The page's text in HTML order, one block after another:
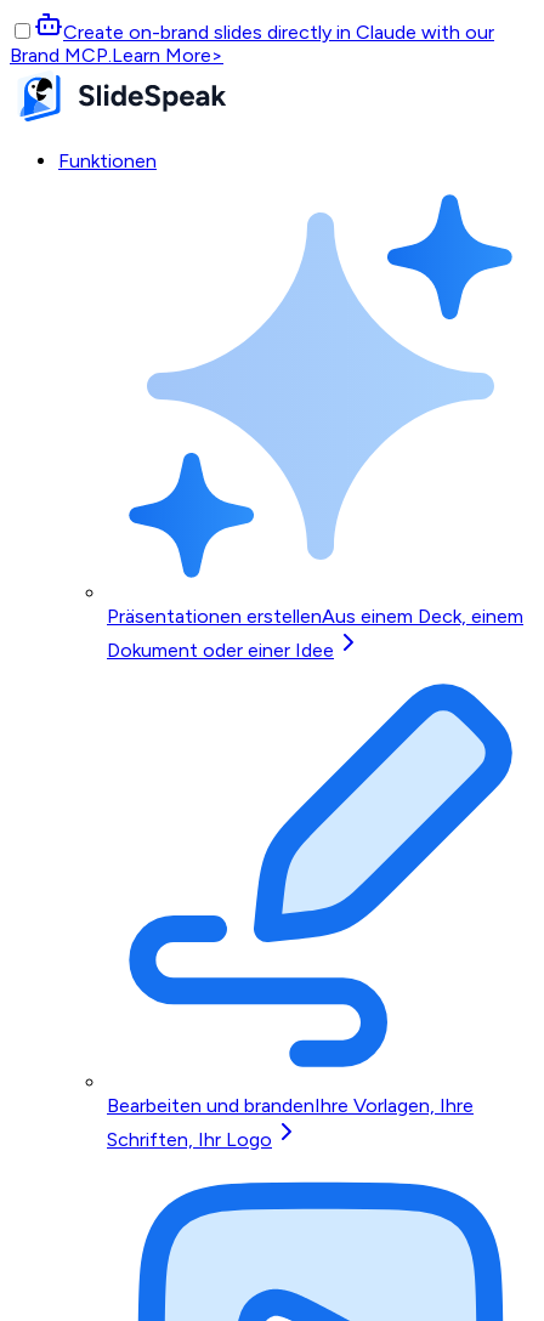
Create on-brand slides directly in Claude with our
Brand MCP.Learn More>
Funktionen
Präsentationen erstellenAus einem Deck, einem
Dokument oder einer Idee
Bearbeiten und brandenIhre Vorlagen, Ihre
Schriften, Ihr Logo